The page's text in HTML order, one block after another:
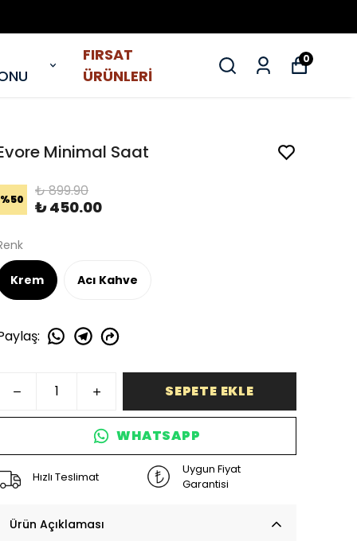
FIRSAT
ÜRÜNLERİ
0
Minimal Saat
%50 ₺ 899.90
₺ 450.00
Krem Acı Kahve
:
SEPETE EKLE
WHATSAPP
Hızlı Teslimat
Uygun Fiyat
Garantisi
Ürün Açıklaması